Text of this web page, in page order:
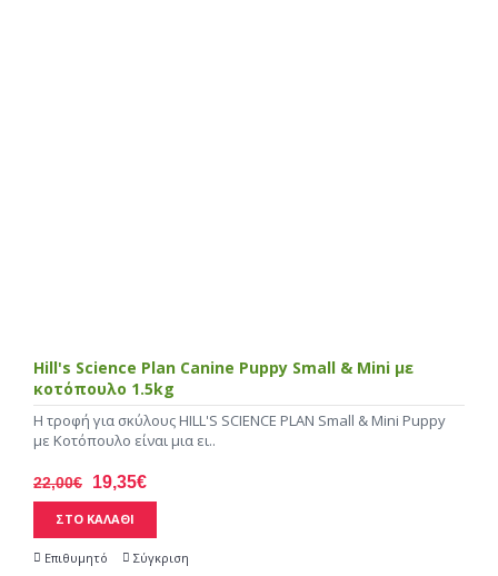
Hill's Science Plan Canine Puppy Small & Mini με
κοτόπουλο 1.5kg
Η τροφή για σκύλους HILL'S SCIENCE PLAN Small & Mini Puppy
με Κοτόπουλο είναι μια ει..
22,00€ 19,35€
ΣΤΟ ΚΑΛΑΘΙ
Επιθυμητό Σύγκριση